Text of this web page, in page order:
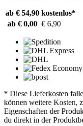
ab € 54,90 kostenlos*
ab € 0,00 € 6,90
* Diese Lieferkosten
können weitere Kosten,
Eigenschaften der
du direkt in der